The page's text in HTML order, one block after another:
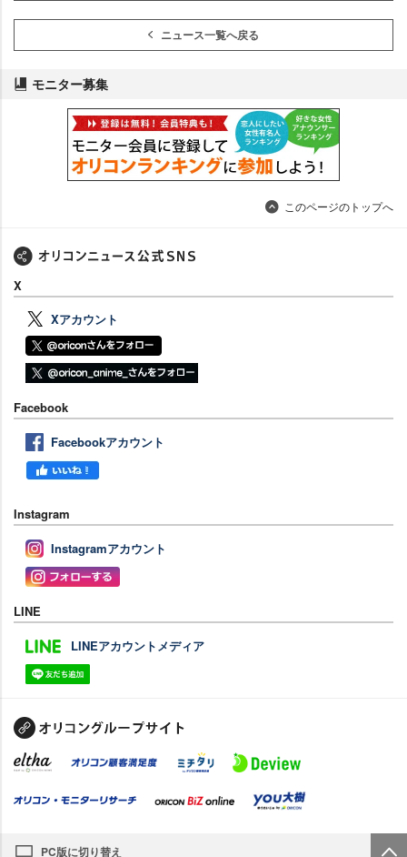
ニュース一覧へ戻る
モニター募集
このページのトップへ
X
Xアカウント
Facebook
Facebookアカウント
Instagram
Instagramアカウント
LINE
LINEアカウントメディア
PC版に切り替え